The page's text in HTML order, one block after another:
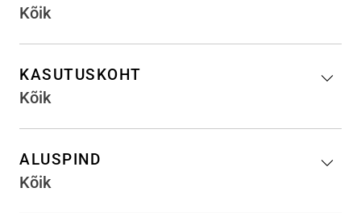
Kõik
KASUTUSKOHT
Kõik
ALUSPIND
Kõik